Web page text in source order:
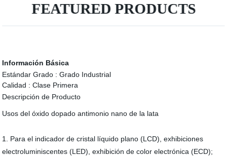
FEATURED PRODUCTS
Información Básica
Estándar Grado : Grado Industrial
Calidad : Clase Primera
Descripción de Producto
Usos del óxido dopado antimonio nano de la lata
1. Para el indicador de cristal líquido plano (LCD), exhibiciones
electroluminiscentes (LED), exhibición de color electrónica (ECD);